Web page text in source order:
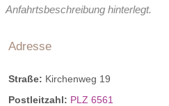
Anfahrtsbeschreibung hinterlegt.
Adresse
Straße: Kirchenweg 19
Postleitzahl: PLZ 6561